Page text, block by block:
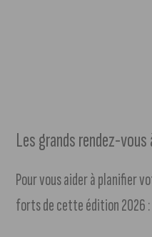
Les grands rendez-vous
Pour vous aider à planifier
forts de cette édition 2026 :